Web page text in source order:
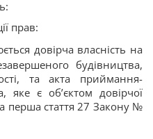
прав:
довірча власність на
будівництва,
та акта приймання-
яке є об’єктом довірчої
перша стаття 27 Закону №